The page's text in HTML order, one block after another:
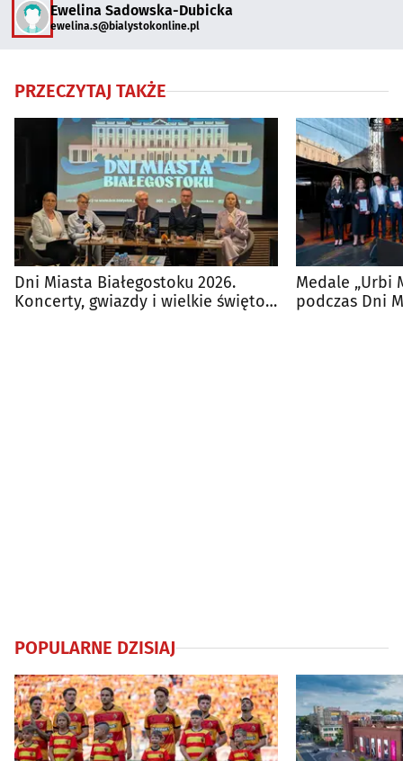
Ewelina Sadowska-Dubicka
ewelina.s@bialystokonline.pl
PRZECZYTAJ TAKŻE
Dni Miasta Białegostoku 2026.
Koncerty, gwiazdy i wielkie święto
Medale „Urbi
podczas Dni
POPULARNE DZISIAJ